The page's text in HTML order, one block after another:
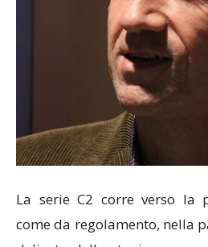
La serie C2 corre verso la
come da regolamento, nella